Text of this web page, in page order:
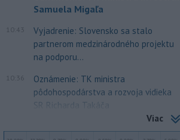
Samuela Migaľa
10:43
Vyjadrenie: Slovensko sa stalo
partnerom medzinárodného projektu
na podporu...
10:36
Oznámenie: TK ministra
pôdohospodárstva a rozvoja vidieka
SR Richarda Takáča
Viac